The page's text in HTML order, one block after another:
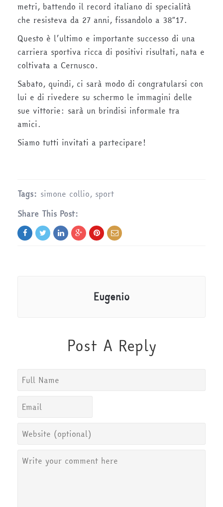
metri, battendo il record italiano di specialità
che resisteva da 27 anni, fissandolo a 38″17.
Questo è l’ultimo e importante successo di una
carriera sportiva ricca di positivi risultati, nata e
coltivata a Cernusco.
Sabato, quindi, ci sarà modo di congratularsi con
lui e di rivedere su schermo le immagini delle
sue vittorie: sarà un brindisi informale tra
amici.
Siamo tutti invitati a partecipare!
Tags: simone collio, sport
Share This Post:
Eugenio
Post A Reply